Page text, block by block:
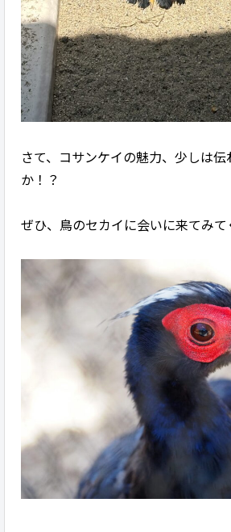
さて、コサンケイの魅力、少しは伝
か！？
ぜひ、鳥のセカイに会いに来てみて